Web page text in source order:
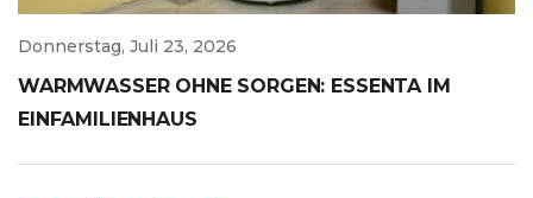
Donnerstag, Juli 23, 2026
WARMWASSER OHNE SORGEN: ESSENTA IM
EINFAMILIENHAUS